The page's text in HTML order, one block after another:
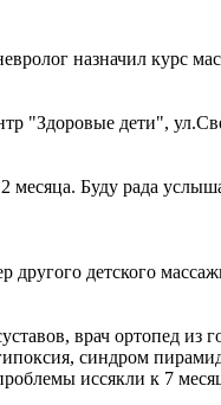
назначил курс
"Здоровые дети",
месяца. Буду рада
детского
врач ортопед
синдром
иссякли к 7